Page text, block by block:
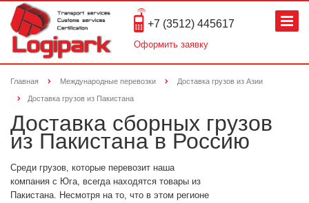
+7 (3512) 445617
Оформить заявку
Главная Международные перевозки Доставка грузов из Азии
Доставка грузов из Пакистана
Доставка сборных грузов
из Пакистана в Россию
Среди грузов, которые перевозит наша
компания с Юга, всегда находятся товары из
Пакистана. Несмотря на то, что в этом регионе